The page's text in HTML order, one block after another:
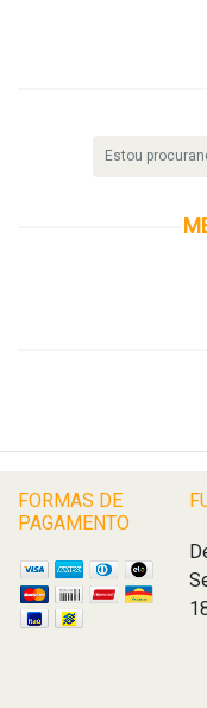
FORMAS DE
PAGAMENTO